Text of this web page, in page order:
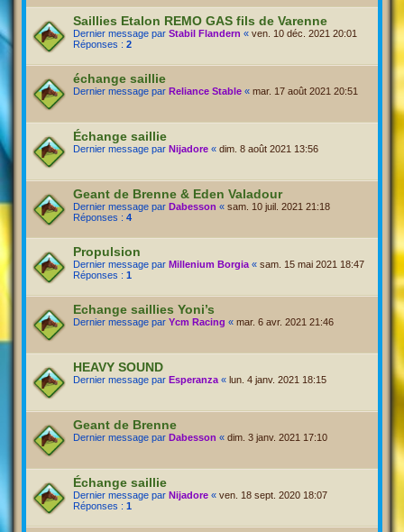
Saillies Etalon REMO GAS fils de Varenne
Dernier message par Stabil Flandern « ven. 10 déc. 2021 20:01
Réponses : 2
échange saillie
Dernier message par Reliance Stable « mar. 17 août 2021 20:51
Échange saillie
Dernier message par Nijadore « dim. 8 août 2021 13:56
Geant de Brenne & Eden Valadour
Dernier message par Dabesson « sam. 10 juil. 2021 21:18
Réponses : 4
Propulsion
Dernier message par Millenium Borgia « sam. 15 mai 2021 18:47
Réponses : 1
Echange saillies Yoni’s
Dernier message par Ycm Racing « mar. 6 avr. 2021 21:46
HEAVY SOUND
Dernier message par Esperanza « lun. 4 janv. 2021 18:15
Geant de Brenne
Dernier message par Dabesson « dim. 3 janv. 2021 17:10
Échange saillie
Dernier message par Nijadore « ven. 18 sept. 2020 18:07
Réponses : 1